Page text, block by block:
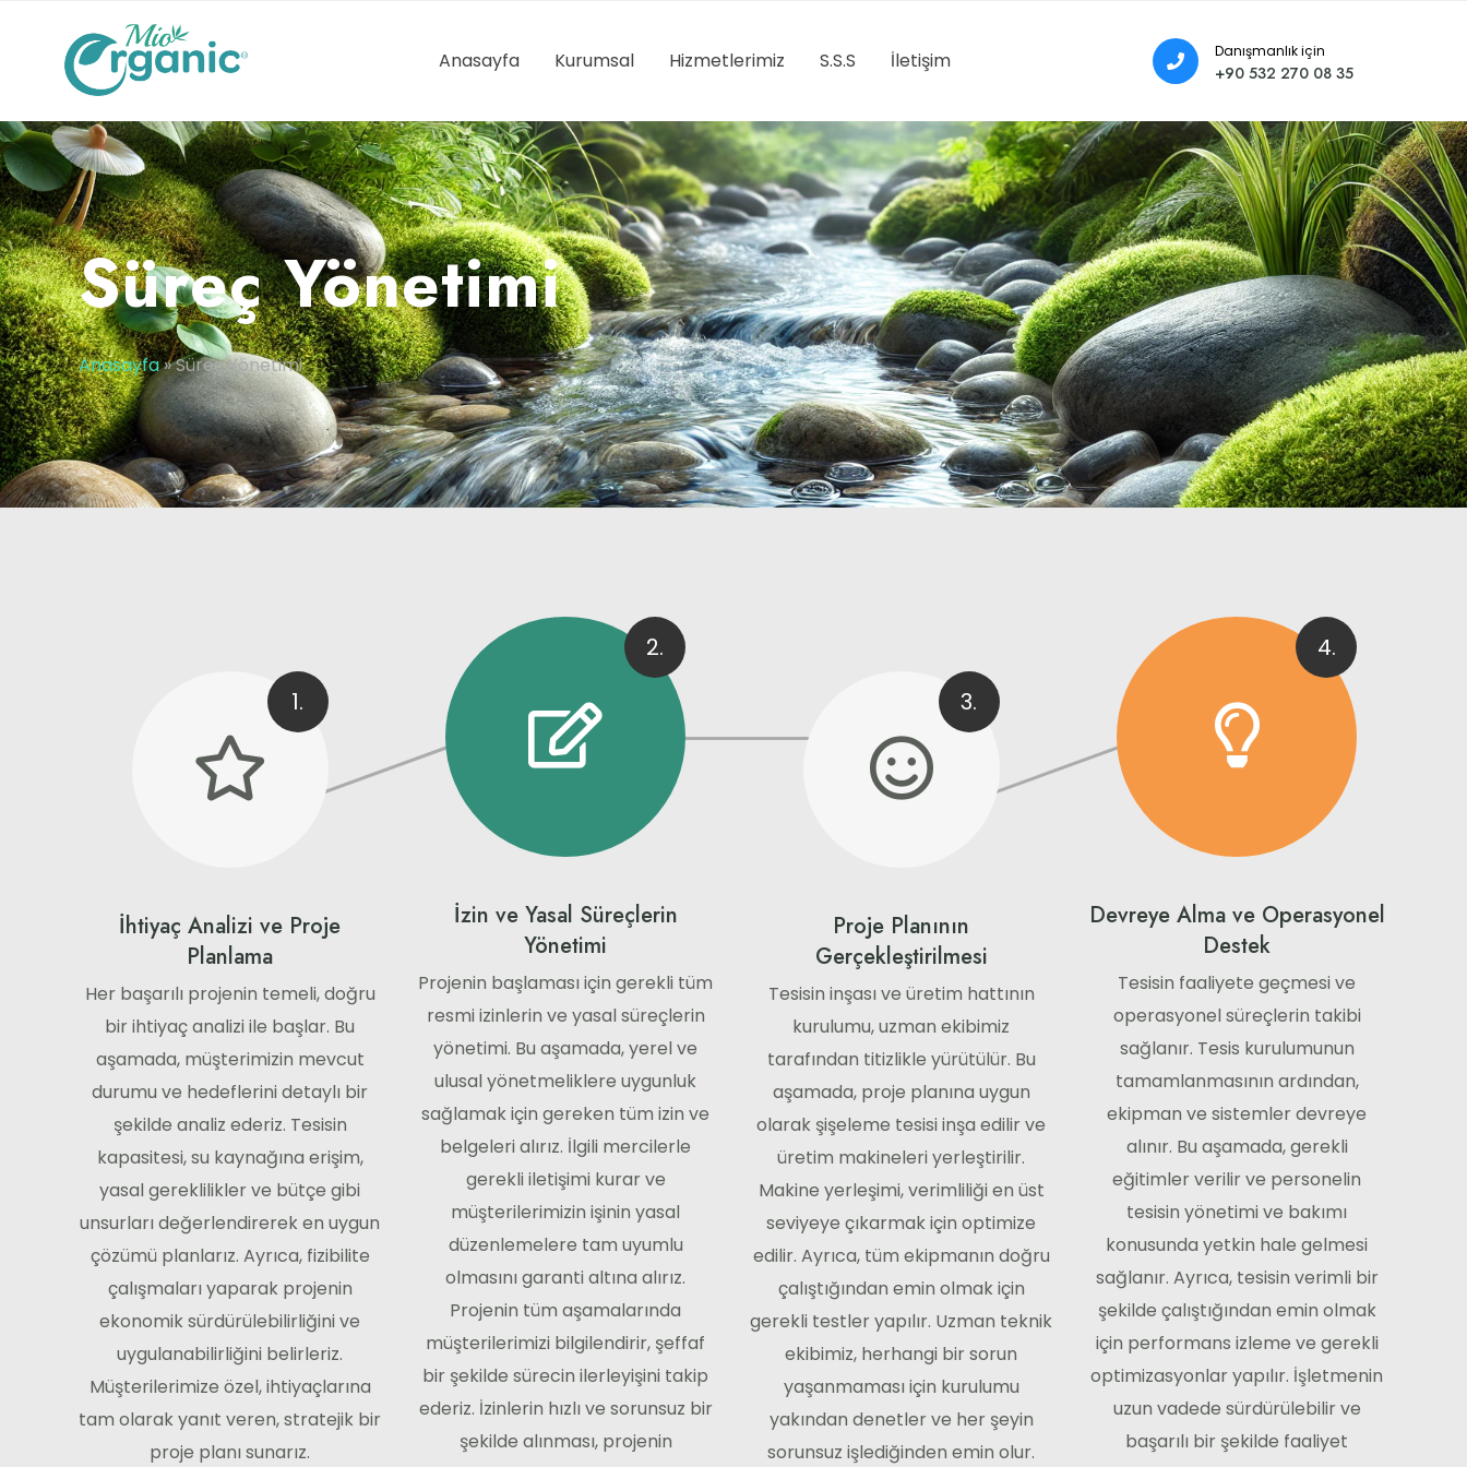
Anasayfa Kurumsal Hizmetlerimiz S.S.S İletişim Danışmanlık için
+90 532 270 08 35
Süreç Yönetimi
Anasayfa»Süreç Yönetimi
1.
İhtiyaç Analizi ve Proje
Planlama
Her başarılı projenin temeli, doğru
bir ihtiyaç analizi ile başlar. Bu
aşamada, müşterimizin mevcut
durumu ve hedeflerini detaylı bir
şekilde analiz ederiz. Tesisin
kapasitesi, su kaynağına erişim,
yasal gereklilikler ve bütçe gibi
unsurları değerlendirerek en uygun
çözümü planlarız. Ayrıca, fizibilite
çalışmaları yaparak projenin
ekonomik sürdürülebilirliğini ve
uygulanabilirliğini belirleriz.
Müşterilerimize özel, ihtiyaçlarına
tam olarak yanıt veren, stratejik bir
proje planı sunarız.
2.
İzin ve Yasal Süreçlerin
Yönetimi
Projenin başlaması için gerekli tüm
resmi izinlerin ve yasal süreçlerin
yönetimi. Bu aşamada, yerel ve
ulusal yönetmeliklere uygunluk
sağlamak için gereken tüm izin ve
belgeleri alırız. İlgili mercilerle
gerekli iletişimi kurar ve
müşterilerimizin işinin yasal
düzenlemelere tam uyumlu
olmasını garanti altına alırız.
Projenin tüm aşamalarında
müşterilerimizi bilgilendirir, şeffaf
bir şekilde sürecin ilerleyişini takip
ederiz. İzinlerin hızlı ve sorunsuz bir
şekilde alınması, projenin
3.
Proje Planının
Gerçekleştirilmesi
Tesisin inşası ve üretim hattının
kurulumu, uzman ekibimiz
tarafından titizlikle yürütülür. Bu
aşamada, proje planına uygun
olarak şişeleme tesisi inşa edilir ve
üretim makineleri yerleştirilir.
Makine yerleşimi, verimliliği en üst
seviyeye çıkarmak için optimize
edilir. Ayrıca, tüm ekipmanın doğru
çalıştığından emin olmak için
gerekli testler yapılır. Uzman teknik
ekibimiz, herhangi bir sorun
yaşanmaması için kurulumu
yakından denetler ve her şeyin
sorunsuz işlediğinden emin olur.
4.
Devreye Alma ve Operasyonel
Destek
Tesisin faaliyete geçmesi ve
operasyonel süreçlerin takibi
sağlanır. Tesis kurulumunun
tamamlanmasının ardından,
ekipman ve sistemler devreye
alınır. Bu aşamada, gerekli
eğitimler verilir ve personelin
tesisin yönetimi ve bakımı
konusunda yetkin hale gelmesi
sağlanır. Ayrıca, tesisin verimli bir
şekilde çalıştığından emin olmak
için performans izleme ve gerekli
optimizasyonlar yapılır. İşletmenin
uzun vadede sürdürülebilir ve
başarılı bir şekilde faaliyet